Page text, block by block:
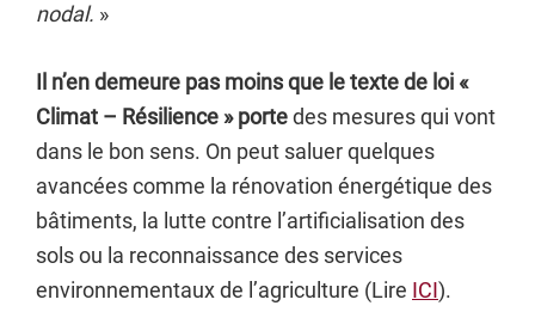
nodal. »
Il n’en demeure pas moins que le texte de loi «
Climat – Résilience » portedes mesures qui vont
dans le bon sens. On peut saluer quelques
avancées comme la rénovation énergétique des
bâtiments, la lutte contre l’artificialisation des
sols ou la reconnaissance des services
environnementaux de l’agriculture (Lire ICI).